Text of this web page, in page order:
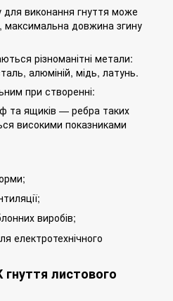
виконання гнуття може
максимальна довжина згину
різноманітні метали:
алюміній, мідь, латунь.
при створенні:
та ящиків — ребра таких
високими показниками
виробів;
електротехнічного
гнуття листового